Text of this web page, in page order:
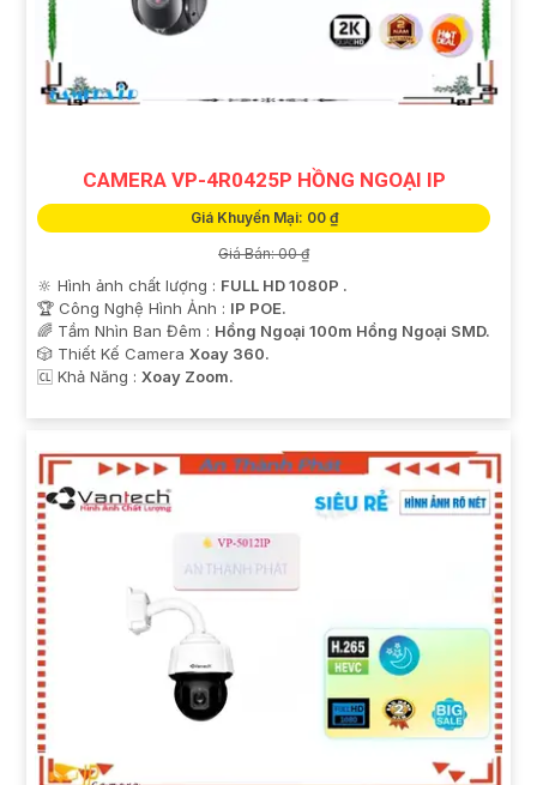
CAMERA VP-4R0425P HỒNG NGOẠI IP
Giá Khuyến Mại: 00 ₫
Giá Bán: 00 ₫
🔆 Hình ảnh chất lượng : FULL HD 1080P .
🏆 Công Nghệ Hình Ảnh : IP POE.
🌈 Tầm Nhìn Ban Đêm : Hồng Ngoại 100m Hồng Ngoại SMD.
🎲 Thiết Kế Camera Xoay 360.
️🆑 Khả Năng : Xoay Zoom.